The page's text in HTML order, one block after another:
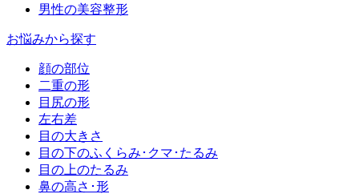
男性の美容整形
お悩みから探す
顔の部位
二重の形
目尻の形
左右差
目の大きさ
目の下のふくらみ･クマ･たるみ
目の上のたるみ
鼻の高さ･形